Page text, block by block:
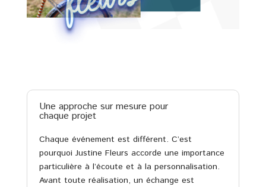
Une approche sur mesure pour
chaque projet
Chaque événement est différent. C’est
pourquoi Justine Fleurs accorde une importance
particulière à l’écoute et à la personnalisation.
Avant toute réalisation, un échange est